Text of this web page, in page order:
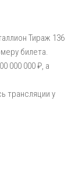
Тираж 136
билета.
000 000 ₽, а
трансляции у